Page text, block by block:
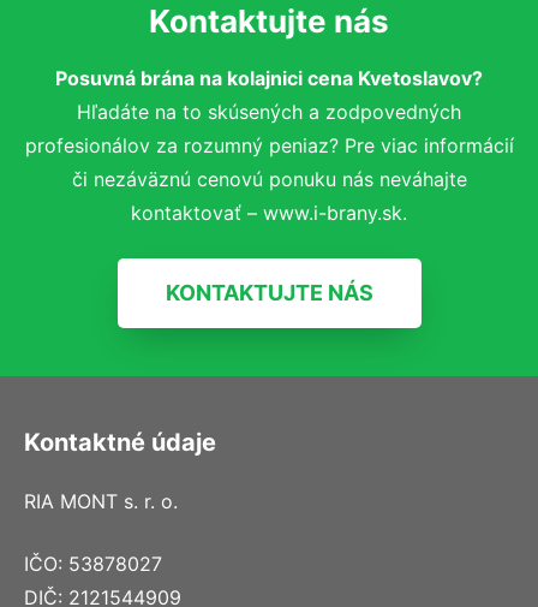
Kontaktujte nás
Posuvná brána na kolajnici cena Kvetoslavov?
Hľadáte na to skúsených a zodpovedných
profesionálov za rozumný peniaz? Pre viac informácií
či nezáväznú cenovú ponuku nás neváhajte
kontaktovať – www.i-brany.sk.
KONTAKTUJTE NÁS
Kontaktné údaje
RIA MONT s. r. o.
IČO: 53878027
DIČ: 2121544909